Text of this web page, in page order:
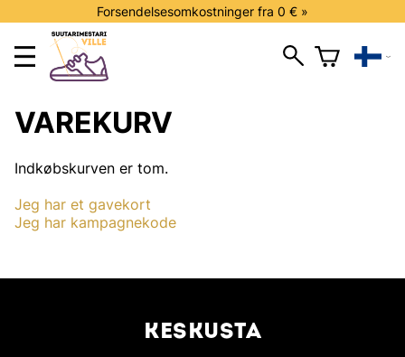
Forsendelsesomkostninger fra 0 € »
VAREKURV
Indkøbskurven er tom.
Jeg har et gavekort
Jeg har kampagnekode
KESKUSTA